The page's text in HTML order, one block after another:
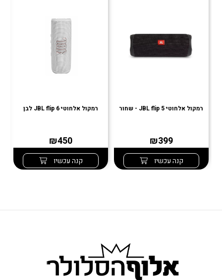
רמקול אלחוטי JBL flip 5 - שחור
₪399
קנה עכשיו
רמקול אלחוטי JBL flip 6 לבן
₪450
קנה עכשיו